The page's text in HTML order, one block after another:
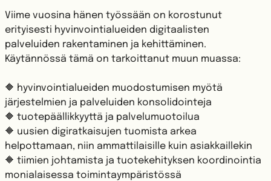
Viime vuosina hänen työssään on korostunut
erityisesti hyvinvointialueiden digitaalisten
palveluiden rakentaminen ja kehittäminen.
Käytännössä tämä on tarkoittanut muun muassa:
🔶 hyvinvointialueiden muodostumisen myötä
järjestelmien ja palveluiden konsolidointeja
🔶 tuotepäällikkyyttä ja palvelumuotoilua
🔶 uusien digiratkaisujen tuomista arkea
helpottamaan, niin ammattilaisille kuin asiakkaillekin
🔶 tiimien johtamista ja tuotekehityksen koordinointia
monialaisessa toimintaympäristössä